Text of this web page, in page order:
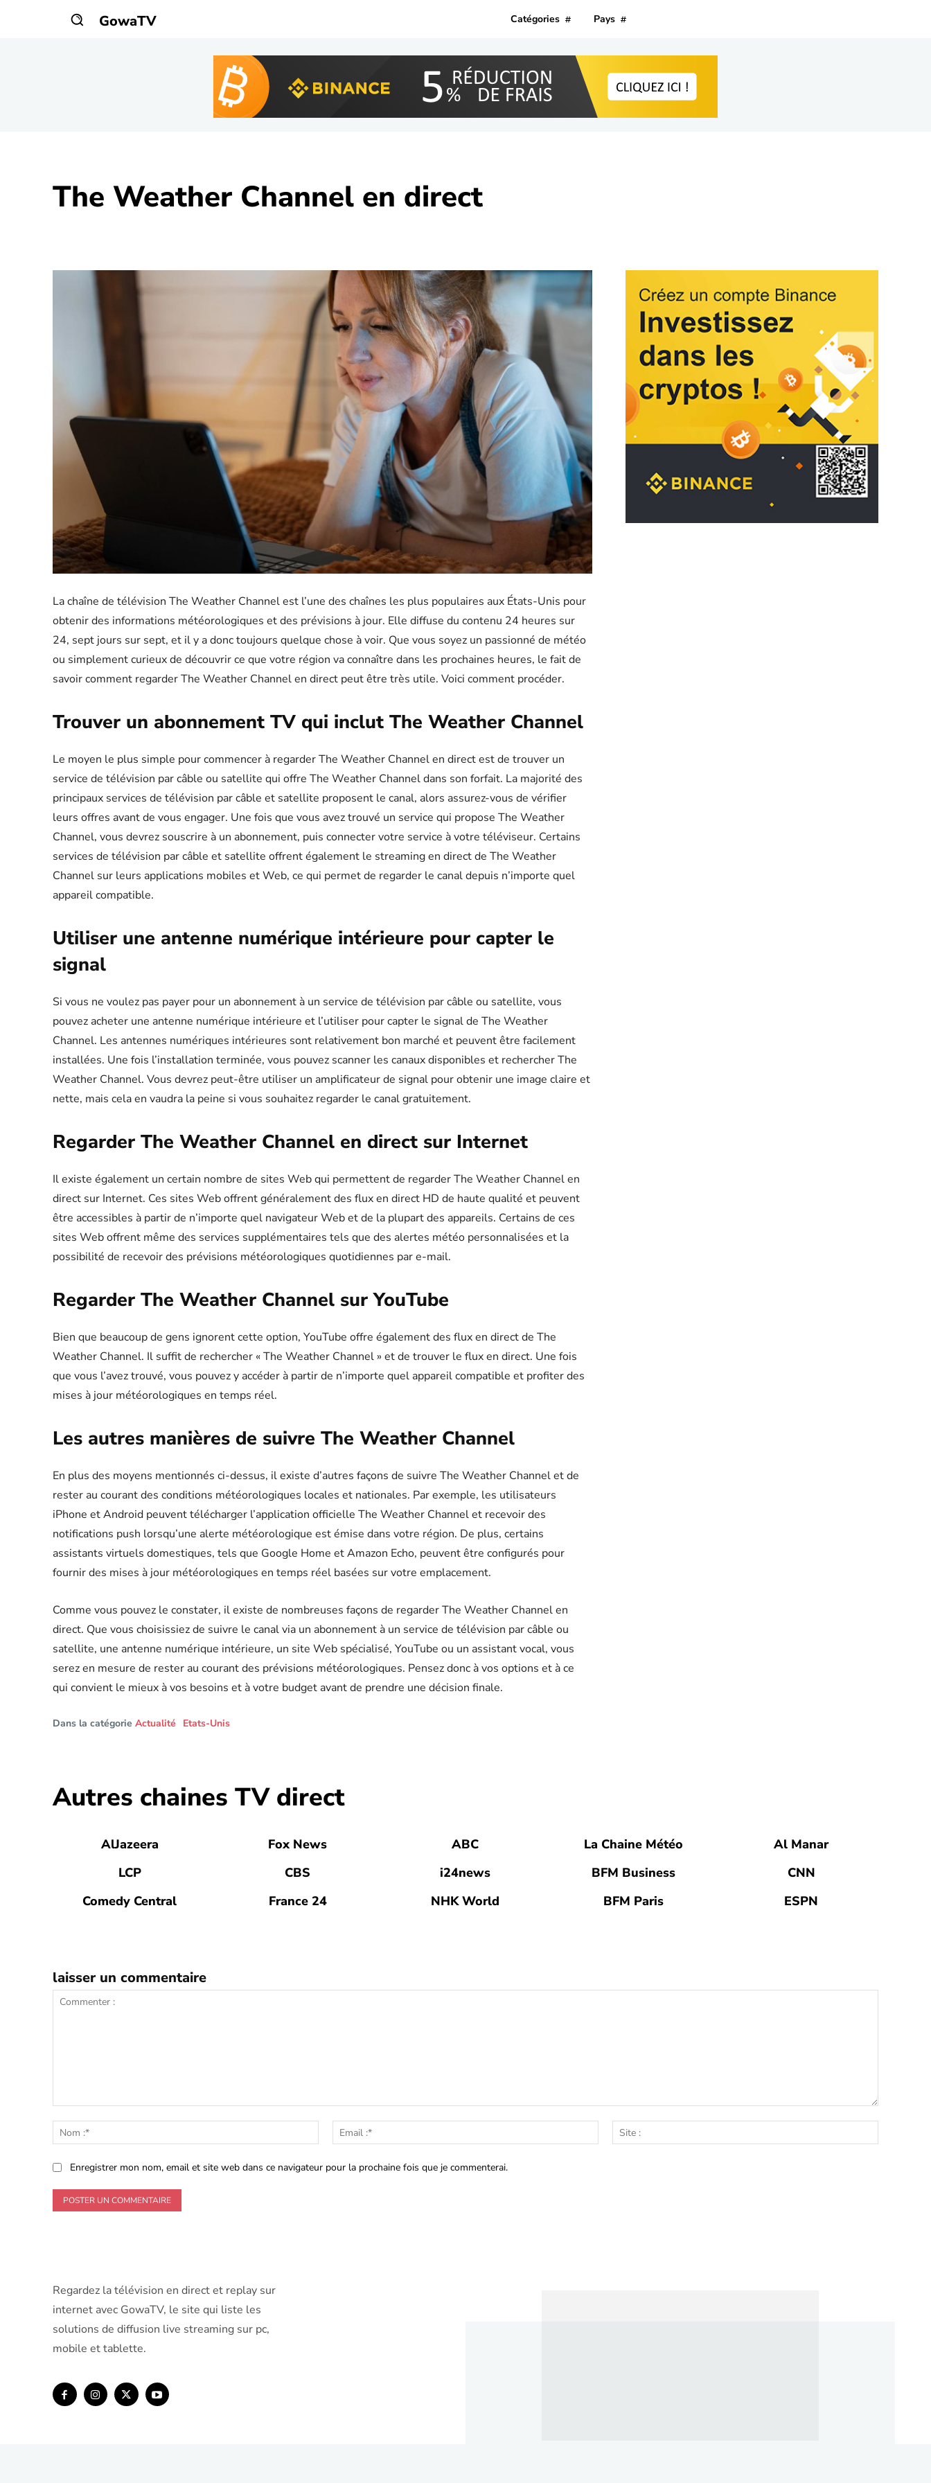
GowaTV Catégories Pays
The Weather Channel en direct
La chaîne de télévision The Weather Channel est l’une des chaînes les plus populaires aux États-Unis pour
obtenir des informations météorologiques et des prévisions à jour. Elle diffuse du contenu 24 heures sur
24, sept jours sur sept, et il y a donc toujours quelque chose à voir. Que vous soyez un passionné de météo
ou simplement curieux de découvrir ce que votre région va connaître dans les prochaines heures, le fait de
savoir comment regarder The Weather Channel en direct peut être très utile. Voici comment procéder.
Trouver un abonnement TV qui inclut The Weather Channel
Le moyen le plus simple pour commencer à regarder The Weather Channel en direct est de trouver un
service de télévision par câble ou satellite qui offre The Weather Channel dans son forfait. La majorité des
principaux services de télévision par câble et satellite proposent le canal, alors assurez-vous de vérifier
leurs offres avant de vous engager. Une fois que vous avez trouvé un service qui propose The Weather
Channel, vous devrez souscrire à un abonnement, puis connecter votre service à votre téléviseur. Certains
services de télévision par câble et satellite offrent également le streaming en direct de The Weather
Channel sur leurs applications mobiles et Web, ce qui permet de regarder le canal depuis n’importe quel
appareil compatible.
Utiliser une antenne numérique intérieure pour capter le
signal
Si vous ne voulez pas payer pour un abonnement à un service de télévision par câble ou satellite, vous
pouvez acheter une antenne numérique intérieure et l’utiliser pour capter le signal de The Weather
Channel. Les antennes numériques intérieures sont relativement bon marché et peuvent être facilement
installées. Une fois l’installation terminée, vous pouvez scanner les canaux disponibles et rechercher The
Weather Channel. Vous devrez peut-être utiliser un amplificateur de signal pour obtenir une image claire et
nette, mais cela en vaudra la peine si vous souhaitez regarder le canal gratuitement.
Regarder The Weather Channel en direct sur Internet
Il existe également un certain nombre de sites Web qui permettent de regarder The Weather Channel en
direct sur Internet. Ces sites Web offrent généralement des flux en direct HD de haute qualité et peuvent
être accessibles à partir de n’importe quel navigateur Web et de la plupart des appareils. Certains de ces
sites Web offrent même des services supplémentaires tels que des alertes météo personnalisées et la
possibilité de recevoir des prévisions météorologiques quotidiennes par e-mail.
Regarder The Weather Channel sur YouTube
Bien que beaucoup de gens ignorent cette option, YouTube offre également des flux en direct de The
Weather Channel. Il suffit de rechercher « The Weather Channel » et de trouver le flux en direct. Une fois
que vous l’avez trouvé, vous pouvez y accéder à partir de n’importe quel appareil compatible et profiter des
mises à jour météorologiques en temps réel.
Les autres manières de suivre The Weather Channel
En plus des moyens mentionnés ci-dessus, il existe d’autres façons de suivre The Weather Channel et de
rester au courant des conditions météorologiques locales et nationales. Par exemple, les utilisateurs
iPhone et Android peuvent télécharger l’application officielle The Weather Channel et recevoir des
notifications push lorsqu’une alerte météorologique est émise dans votre région. De plus, certains
assistants virtuels domestiques, tels que Google Home et Amazon Echo, peuvent être configurés pour
fournir des mises à jour météorologiques en temps réel basées sur votre emplacement.
Comme vous pouvez le constater, il existe de nombreuses façons de regarder The Weather Channel en
direct. Que vous choisissiez de suivre le canal via un abonnement à un service de télévision par câble ou
satellite, une antenne numérique intérieure, un site Web spécialisé, YouTube ou un assistant vocal, vous
serez en mesure de rester au courant des prévisions météorologiques. Pensez donc à vos options et à ce
qui convient le mieux à vos besoins et à votre budget avant de prendre une décision finale.
Dans la catégorie Actualité Etats-Unis
Autres chaines TV direct
AlJazeera Fox News ABC La Chaine Météo
Al Manar
LCP
CBS i24news BFM Business
CNN
Comedy Central
France 24 NHK World BFM Paris ESPN
laisser un commentaire
:*
Email
:*
:
Enregistrer mon nom, email et site web dans ce navigateur pour la prochaine fois que je commenterai.
Regardez la télévision en direct et replay sur
internet avec GowaTV, le site qui liste les
solutions de diffusion live streaming sur pc,
mobile et tablette.